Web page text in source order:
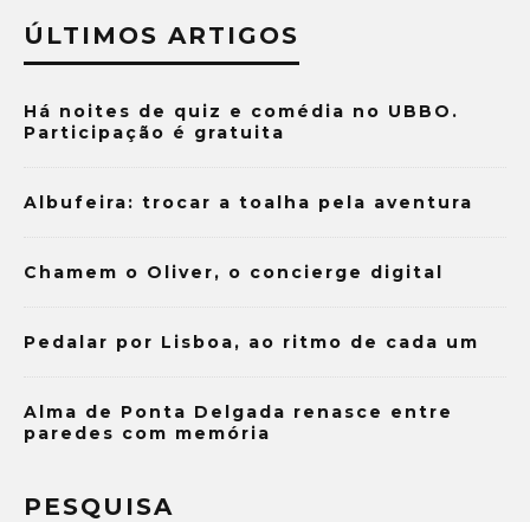
ÚLTIMOS ARTIGOS
Há noites de quiz e comédia no UBBO.
Participação é gratuita
Albufeira: trocar a toalha pela aventura
Chamem o Oliver, o concierge digital
Pedalar por Lisboa, ao ritmo de cada um
Alma de Ponta Delgada renasce entre
paredes com memória
PESQUISA